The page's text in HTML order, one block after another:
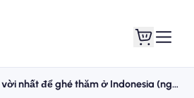
6 điểm đến tuyệt vời nhất để ghé thăm ở Indonesia (ngoài Bali)